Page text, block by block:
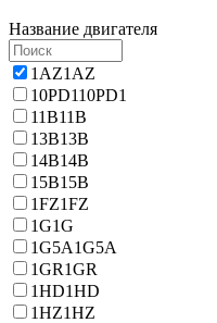
Название двигателя
1AZ1AZ
10PD110PD1
11B11B
13B13B
14B14B
15B15B
1FZ1FZ
1G1G
1G5A1G5A
1GR1GR
1HD1HD
1HZ1HZ